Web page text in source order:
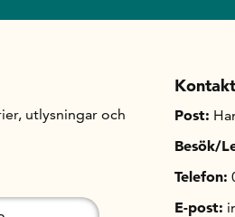
utlysningar och
Post:
Besök/
Telefon:
E-post: